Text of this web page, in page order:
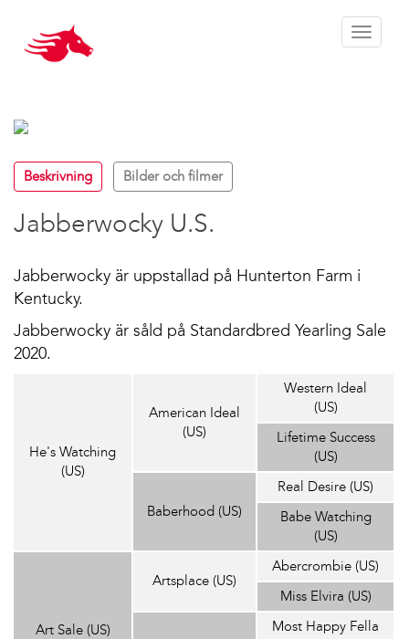
Toggle
Beskrivning Bilder och filmer
Jabberwocky U.S.
Jabberwocky är uppstallad på Hunterton Farm i
Kentucky.
Jabberwocky är såld på Standardbred Yearling Sale
2020.
He's Watching
(US)
American Ideal
(US)
Western Ideal
(US)
Lifetime Success
(US)
Baberhood (US)
Real Desire (US)
Babe Watching
(US)
Art Sale (US)
Artsplace (US)
Abercrombie (US)
Miss Elvira (US)
Most Happy Fella